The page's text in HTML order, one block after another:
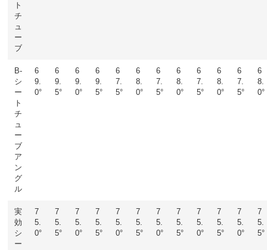
ト
チ
ュ
ー
ブ
B-
シ
ー
ト
チ
ュ
ー
ブ
ア
ン
グ
ル
6
9.
0°
6
9.
5°
6
9.
0°
6
9.
5°
6
7.
5°
6
8.
0°
6
7.
5°
6
8.
0°
6
7.
5°
6
8.
0°
6
7.
5°
6
8.
0°
実
効
シ
ー
7
5.
0°
7
5.
5°
7
5.
0°
7
5.
5°
7
5.
0°
7
5.
5°
7
5.
0°
7
5.
5°
7
5.
0°
7
5.
5°
7
5.
0°
7
5.
5°